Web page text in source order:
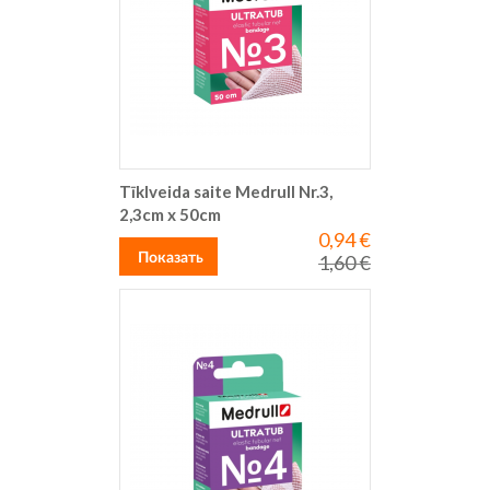
Tīklveida saite Medrull Nr.3,
2,3cm x 50cm
Special
Price
0,94 €
Regular
Price
1,60 €
Показать